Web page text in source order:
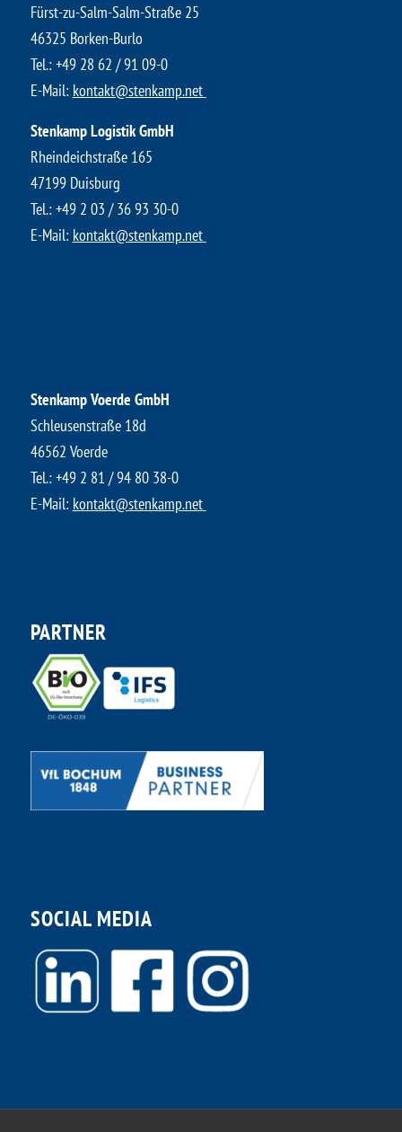
Fürst-zu-Salm-Salm-Straße 25
46325 Borken-Burlo
​Tel.: +49 28 62 / 91 09-0
E-Mail: kontakt@stenkamp.net ​
Stenkamp Logistik GmbH
Rheindeichstraße 165
47199 Duisburg
Tel.: +49 2 03 / 36 93 30-0
E-Mail: kontakt@stenkamp.net ​
Stenkamp Voerde GmbH
Schleusenstraße 18d
46562 Voerde
Tel.: +49 2 81 / 94 80 38-0
E-Mail: kontakt@stenkamp.net ​
PARTNER
SOCIAL MEDIA